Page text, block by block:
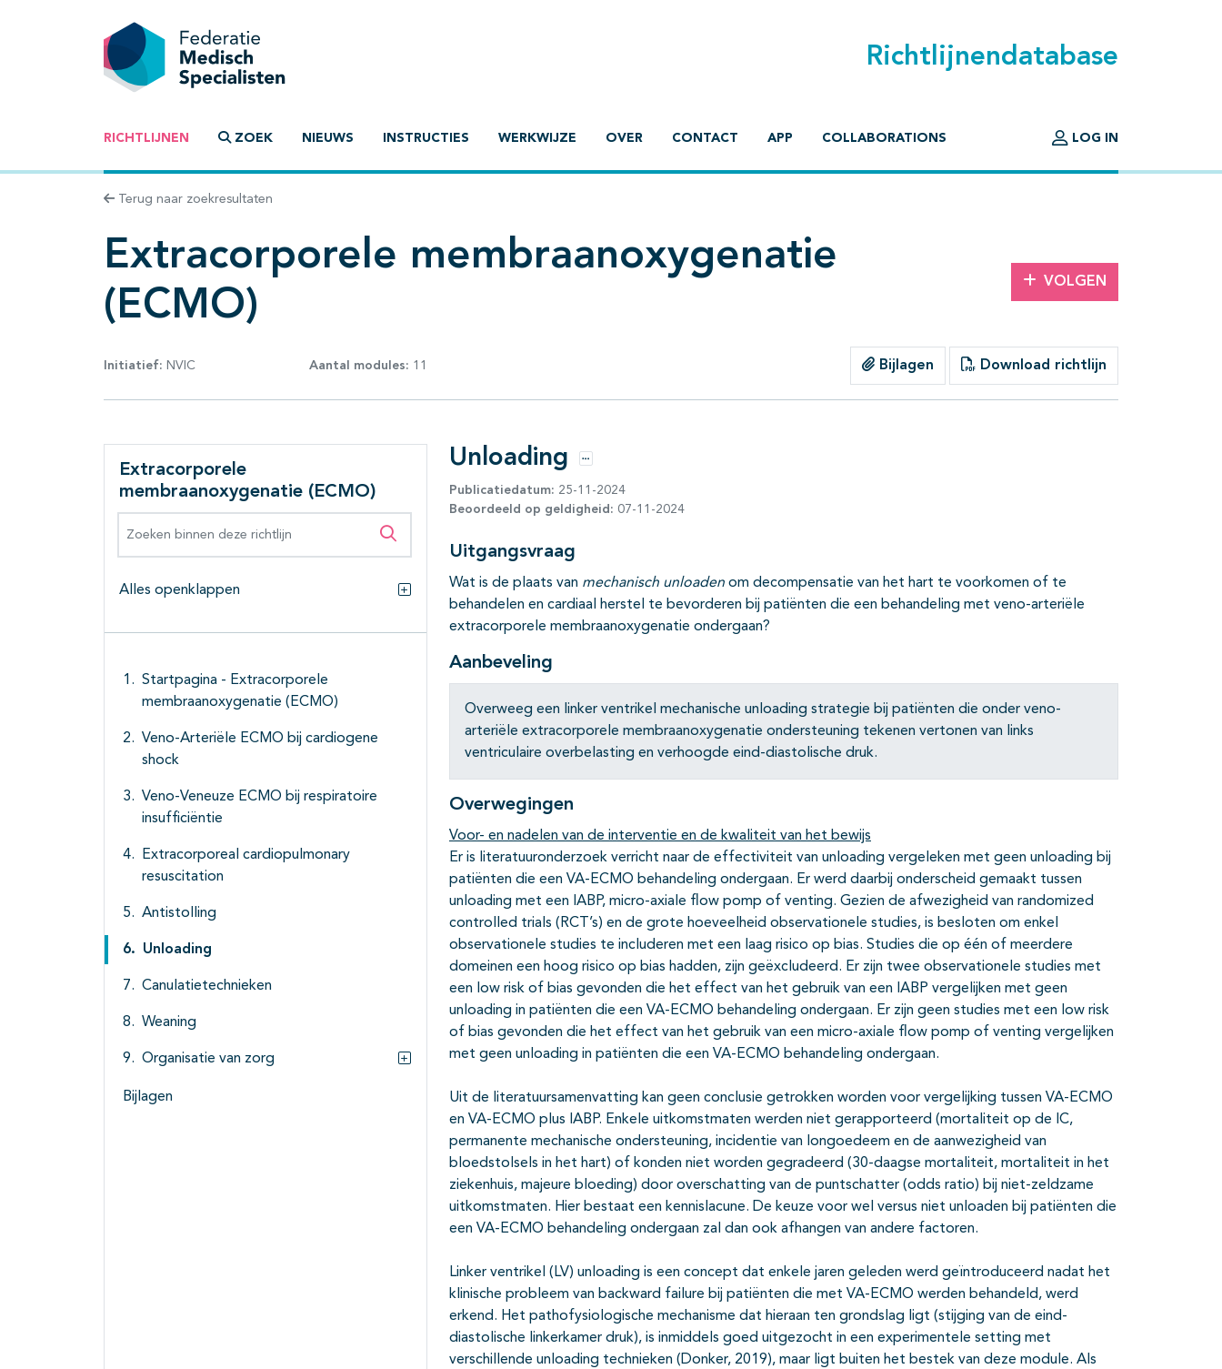
Richtlijnendatabase
RICHTLIJNEN ZOEK NIEUWS INSTRUCTIES WERKWIJZE OVER CONTACT APP COLLABORATIONS LOG IN
Terug naar zoekresultaten
Extracorporele membraanoxygenatie
(ECMO)
VOLGEN
Initiatief: NVIC Aantal modules: 11 Bijlagen Download richtlijn
Extracorporele
membraanoxygenatie (ECMO)
Zoeken binnen deze richtlijn
Alles openklappen
Alles openklappen
Startpagina - Extracorporele
membraanoxygenatie (ECMO)
Veno-Arteriële ECMO bij cardiogene
shock
Veno-Veneuze ECMO bij respiratoire
insufficiëntie
Extracorporeal cardiopulmonary
resuscitation
Antistolling
Unloading
Canulatietechnieken
Weaning
Organisatie van zorg
Bijlagen
Unloading Opties
Publicatiedatum: 25-11-2024
Beoordeeld op geldigheid: 07-11-2024
Uitgangsvraag
Wat is de plaats van mechanisch unloaden om decompensatie van het hart te voorkomen of te
behandelen en cardiaal herstel te bevorderen bij patiënten die een behandeling met veno-arteriële
extracorporele membraanoxygenatie ondergaan?
Aanbeveling
Overweeg een linker ventrikel mechanische unloading strategie bij patiënten die onder veno-
arteriële extracorporele membraanoxygenatie ondersteuning tekenen vertonen van links
ventriculaire overbelasting en verhoogde eind-diastolische druk.
Overwegingen
Voor- en nadelen van de interventie en de kwaliteit van het bewijs
Er is literatuuronderzoek verricht naar de effectiviteit van unloading vergeleken met geen unloading bij
patiënten die een VA-ECMO behandeling ondergaan. Er werd daarbij onderscheid gemaakt tussen
unloading met een IABP, micro-axiale flow pomp of venting. Gezien de afwezigheid van randomized
controlled trials (RCT’s) en de grote hoeveelheid observationele studies, is besloten om enkel
observationele studies te includeren met een laag risico op bias. Studies die op één of meerdere
domeinen een hoog risico op bias hadden, zijn geëxcludeerd. Er zijn twee observationele studies met
een low risk of bias gevonden die het effect van het gebruik van een IABP vergelijken met geen
unloading in patiënten die een VA-ECMO behandeling ondergaan. Er zijn geen studies met een low risk
of bias gevonden die het effect van het gebruik van een micro-axiale flow pomp of venting vergelijken
met geen unloading in patiënten die een VA-ECMO behandeling ondergaan.
Uit de literatuursamenvatting kan geen conclusie getrokken worden voor vergelijking tussen VA-ECMO
en VA-ECMO plus IABP. Enkele uitkomstmaten werden niet gerapporteerd (mortaliteit op de IC,
permanente mechanische ondersteuning, incidentie van longoedeem en de aanwezigheid van
bloedstolsels in het hart) of konden niet worden gegradeerd (30-daagse mortaliteit, mortaliteit in het
ziekenhuis, majeure bloeding) door overschatting van de puntschatter (odds ratio) bij niet-zeldzame
uitkomstmaten. Hier bestaat een kennislacune. De keuze voor wel versus niet unloaden bij patiënten die
een VA-ECMO behandeling ondergaan zal dan ook afhangen van andere factoren.
Linker ventrikel (LV) unloading is een concept dat enkele jaren geleden werd geïntroduceerd nadat het
klinische probleem van backward failure bij patiënten die met VA-ECMO werden behandeld, werd
erkend. Het pathofysiologische mechanisme dat hieraan ten grondslag ligt (stijging van de eind-
diastolische linkerkamer druk), is inmiddels goed uitgezocht in een experimentele setting met
verschillende unloading technieken (Donker, 2019), maar ligt buiten het bestek van deze module. Als